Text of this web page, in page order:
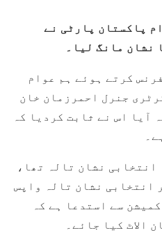
پاکستان پارٹی نے
نشان مانگ لیا۔
کرتے ہوئے ہم عوام
جنرل احمرزمان خان
آیا اس نے ثابت کردیا کہ
نشان تالہ تھا،
انتخابی نشان تالہ واپس
سے استدعا ہے کہ
الاٹ کیا جائے۔